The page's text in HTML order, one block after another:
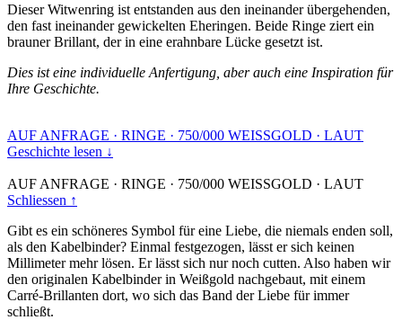
Dieser Witwenring ist entstanden aus den ineinander übergehenden,
den fast ineinander gewickelten Eheringen. Beide Ringe ziert ein
brauner Brillant, der in eine erahnbare Lücke gesetzt ist.
Dies ist eine individuelle Anfertigung, aber auch eine Inspiration für
Ihre Geschichte.
AUF ANFRAGE · RINGE · 750/000 WEISSGOLD · LAUT
Geschichte lesen ↓
AUF ANFRAGE · RINGE · 750/000 WEISSGOLD · LAUT
Schliessen ↑
Gibt es ein schöneres Symbol für eine Liebe, die niemals enden soll,
als den Kabelbinder? Einmal festgezogen, lässt er sich keinen
Millimeter mehr lösen. Er lässt sich nur noch cutten. Also haben wir
den originalen Kabelbinder in Weißgold nachgebaut, mit einem
Carré-Brillanten dort, wo sich das Band der Liebe für immer
schließt.